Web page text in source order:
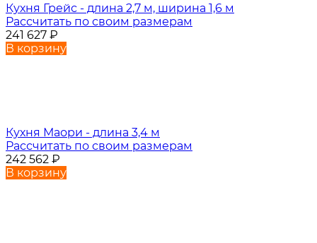
Кухня Грейс - длина 2,7 м, ширина 1,6 м
Рассчитать по своим размерам
241 627 ₽
В корзину
Кухня Маори - длина 3,4 м
Рассчитать по своим размерам
242 562 ₽
В корзину